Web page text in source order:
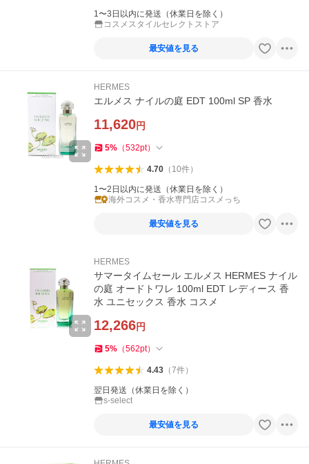
1〜3日以内に発送（休業日を除く）
コスメスタイルセレクトストア
最安値を見る
HERMES
エルメス ナイルの庭 EDT 100ml SP 香水
11,620円
5% （532pt）
4.70（ 10件）
1〜2日以内に発送（休業日を除く）
海外コスメ・香水専門店コスメっち
最安値を見る
HERMES
サマータイムセール エルメス HERMES ナイル
の庭 オードトワレ 100ml EDT レディース 香
水 ユニセックス 香水 コスメ
12,266円
5% （562pt）
4.43（7件）
翌日発送（休業日を除く）
s-select
最安値を見る